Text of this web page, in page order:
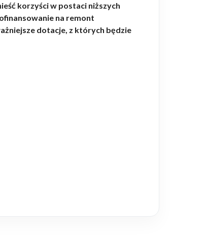
korzyści w postaci niższych
na remont
dotacje, z których będzie